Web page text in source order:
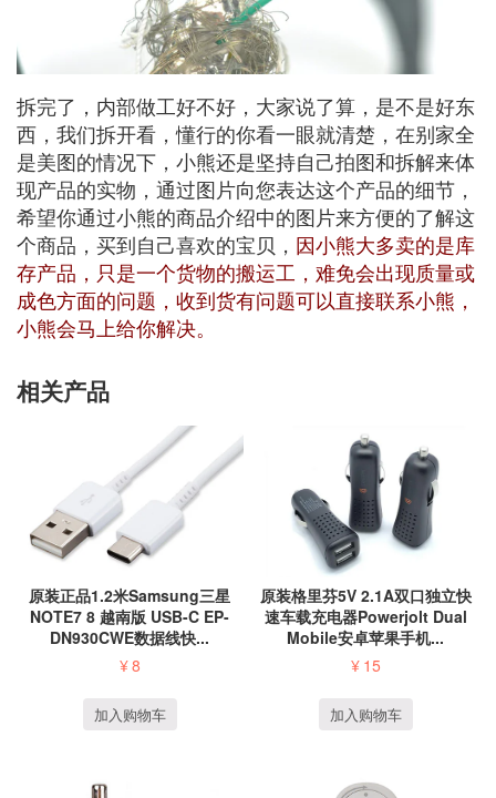
拆完了，内部做工好不好，大家说了算，是不是好东
西，我们拆开看，懂行的你看一眼就清楚，在别家全
是美图的情况下，小熊还是坚持自己拍图和拆解来体
现产品的实物，通过图片向您表达这个产品的细节，
希望你通过小熊的商品介绍中的图片来方便的了解这
个商品，买到自己喜欢的宝贝， 因小熊大多卖的是库
存产品，只是一个货物的搬运工，难免会出现质量或
成色方面的问题，收到货有问题可以直接联系小熊，
小熊会马上给你解决。
相关产品
原装正品1.2米Samsung三星
NOTE7 8 越南版 USB-C EP-
DN930CWE数据线快...
¥8
加入购物车
原装格里芬5V 2.1A双口独立快
速车载充电器Powerjolt Dual
Mobile安卓苹果手机...
¥ 15
加入购物车